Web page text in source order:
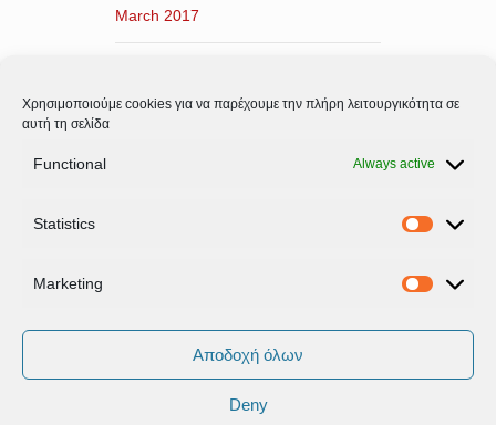
Χρησιμοποιούμε cookies για να παρέχουμε την πλήρη λειτουργικότητα σε
αυτή τη σελίδα
Functional Always active
Statistics
Marketing
Αποδοχή όλων
Deny
March 2017